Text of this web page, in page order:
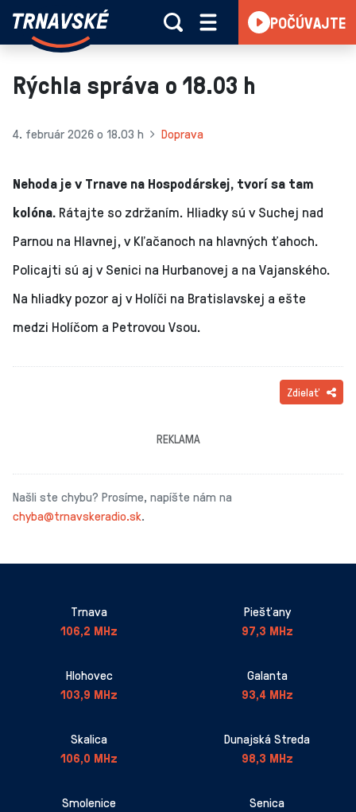
Skočiť na obsah
Trnavské
Vieme,
čo
deje
POČÚVAJTE
Rýchla správa o 18.03 h
4. február 2026 o 18.03 h Doprava
Nehoda je v Trnave na Hospodárskej, tvorí sa tam
kolóna. Rátajte so zdržaním. Hliadky sú v Suchej nad
Parnou na Hlavnej, v Kľačanoch na hlavných ťahoch.
Policajti sú aj v Senici na Hurbanovej a na Vajanského.
Na hliadky pozor aj v Holíči na Bratislavskej a ešte
medzi Holíčom a Petrovou Vsou.
Zdielať
REKLAMA
Našli ste chybu? Prosíme, napíšte nám na
chyba@trnavskeradio.sk.
Trnava
106,2 MHz
Piešťany
97,3 MHz
Hlohovec
103,9 MHz
Galanta
93,4 MHz
Skalica
106,0 MHz
Dunajská Streda
98,3 MHz
Smolenice
Senica